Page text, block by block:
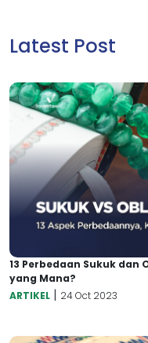
Latest Post
13 Perbedaan Sukuk dan
yang Mana?
ARTIKEL | 24 Oct 2023